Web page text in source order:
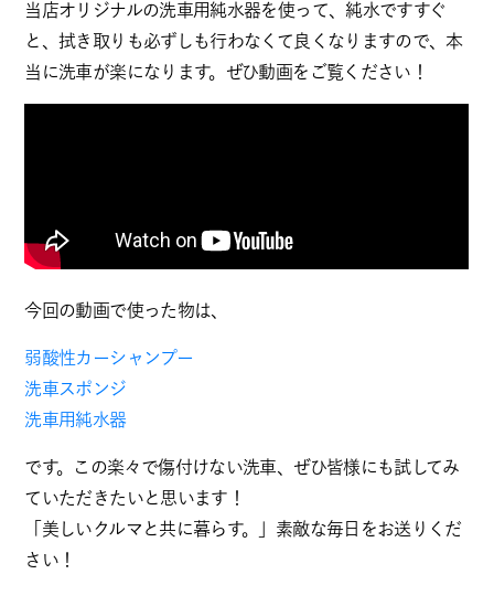
当店オリジナルの洗車用純水器を使って、純水ですすぐ
と、拭き取りも必ずしも行わなくて良くなりますので、本
当に洗車が楽になります。ぜひ動画をご覧ください！
今回の動画で使った物は、
弱酸性カーシャンプー
洗車スポンジ
洗車用純水器
です。この楽々で傷付けない洗車、ぜひ皆様にも試してみ
ていただきたいと思います！
「美しいクルマと共に暮らす。」素敵な毎日をお送りくだ
さい！